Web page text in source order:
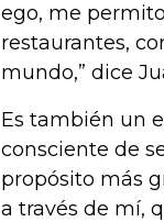
ego, me
restaurantes,
mundo,” dice
Es también un
consciente de
propósito más
a través de mí,